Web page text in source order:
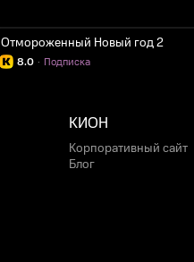
Отмороженный Новый год 2
8.0 Подписка
·
КИОН
Корпоративный сайт
Блог